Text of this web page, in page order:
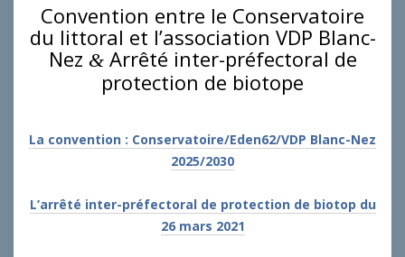
Convention entre le Conservatoire
du littoral et l’association VDP Blanc-
Nez &Arrêté inter-préfectoral de
protection de biotope
La convention : Conservatoire/Eden62/VDP Blanc-Nez
2025/2030
L’arrêté inter-préfectoral de protection de biotop du
26 mars 2021